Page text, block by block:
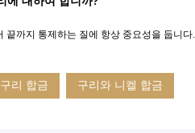
끝까지 통제하는 질에 항상 중요성을 둡니다.
리 합금 구리와 니켈 합금